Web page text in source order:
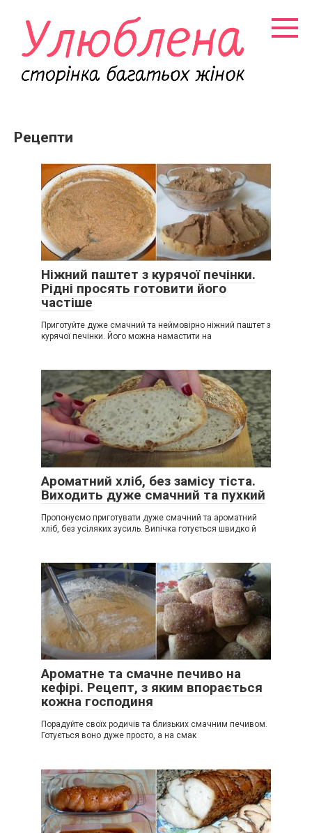
контенту
Рецепти
Ніжний паштет з курячої печінки.
Рідні просять готовити його
частіше
Приготуйте дуже смачний та неймовірно ніжний паштет з
курячої печінки. Його можна намастити на
Ароматний хліб, без замісу тіста.
Виходить дуже смачний та пухкий
Пропонуємо приготувати дуже смачний та ароматний
хліб, без усіляких зусиль. Випічка готується швидко й
Ароматне та смачне печиво на
кефірі. Рецепт, з яким впорається
кожна господиня
Порадуйте своїх родичів та близьких смачним печивом.
Готується воно дуже просто, а на смак